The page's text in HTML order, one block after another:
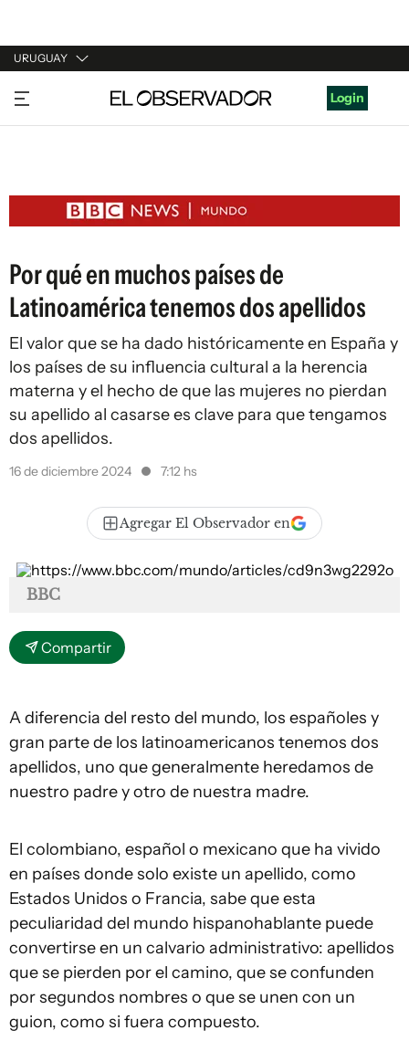
URUGUAY
URUGUAY
ARGENTINA
ESTADOS UNIDOS
Login
Por qué en muchos países de
Latinoamérica tenemos dos apellidos
El valor que se ha dado históricamente en España y
los países de su influencia cultural a la herencia
materna y el hecho de que las mujeres no pierdan
su apellido al casarse es clave para que tengamos
dos apellidos.
16 de diciembre 2024 7:12 hs
Agregar El Observador en
BBC
Compartir
A diferencia del resto del mundo, los españoles y
gran parte de los latinoamericanos tenemos dos
apellidos, uno que generalmente heredamos de
nuestro padre y otro de nuestra madre.
El colombiano, español o mexicano que ha vivido
en países donde solo existe un apellido, como
Estados Unidos o Francia, sabe que esta
peculiaridad del mundo hispanohablante puede
convertirse en un calvario administrativo: apellidos
que se pierden por el camino, que se confunden
por segundos nombres o que se unen con un
guion, como si fuera compuesto.